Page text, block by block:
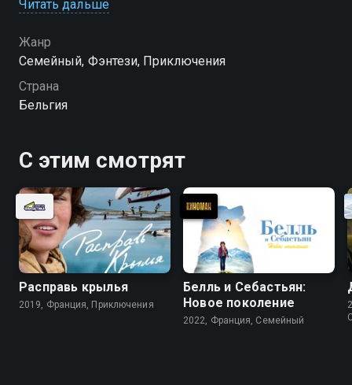
настоящее признание. Победители отправятся в
путь, полный сюрпризов и загадок. Но на дороге их
уже поджидает та, кто не привык проигрывать —
хитрая и опасная соперница, готовая на всё, чтобы
хорошем качестве.
Читать дальше
Жанр
Cемейный, Фэнтези, Приключения
Страна
Бельгия
С этим смотрят
Расправь крылья
2019, Франция, Приключения
Белль и Себастьян:
Новое поколение
2022, Франция, Cемейный